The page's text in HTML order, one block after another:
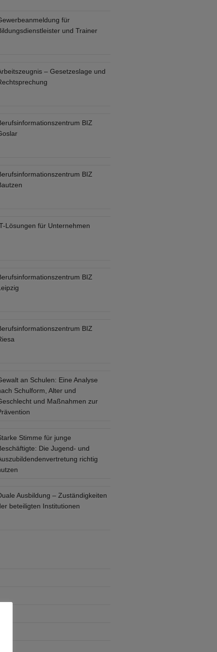
für
und Trainer
– Gesetzeslage und
BIZ
BIZ
Lösungen für Unternehmen
BIZ
BIZ
an Schulen: Eine Analyse
Schulform, Alter und
und Maßnahmen zur
Stimme für junge
Die Jugend- und
richtig
Ausbildung – Zuständigkeiten
beteiligten Institutionen